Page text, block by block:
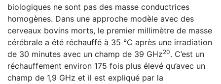
biologiques ne sont pas des masse conductrices
homogènes. Dans une approche modèle avec des
cerveaux bovins morts, le premier millimètre de masse
cérébrale a été réchauffé à 35 °C après une irradiation
de 30 minutes avec un champ de 39 GHz20. C’est un
réchauffement environ 175 fois plus élevé qu’avec un
champ de 1,9 GHz et il est expliqué par la